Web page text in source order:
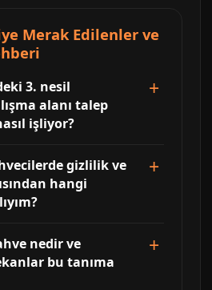
Merak Edilenler ve
3. nesil
alanı talep
işliyor?
gizlilik ve
hangi
nedir ve
bu tanıma